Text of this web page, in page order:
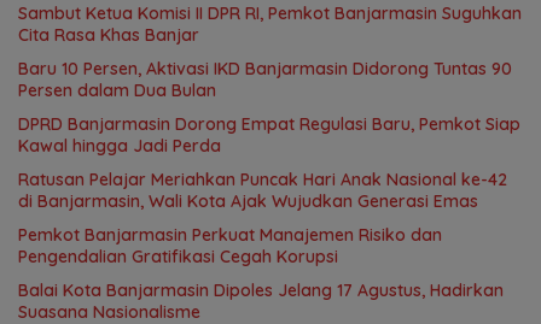
Sambut Ketua Komisi II DPR RI, Pemkot Banjarmasin Suguhkan
Cita Rasa Khas Banjar
Baru 10 Persen, Aktivasi IKD Banjarmasin Didorong Tuntas 90
Persen dalam Dua Bulan
DPRD Banjarmasin Dorong Empat Regulasi Baru, Pemkot Siap
Kawal hingga Jadi Perda
Ratusan Pelajar Meriahkan Puncak Hari Anak Nasional ke-42
di Banjarmasin, Wali Kota Ajak Wujudkan Generasi Emas
Pemkot Banjarmasin Perkuat Manajemen Risiko dan
Pengendalian Gratifikasi Cegah Korupsi
Balai Kota Banjarmasin Dipoles Jelang 17 Agustus, Hadirkan
Suasana Nasionalisme